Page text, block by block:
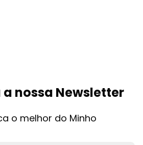
nossa Newsletter
o melhor do Minho